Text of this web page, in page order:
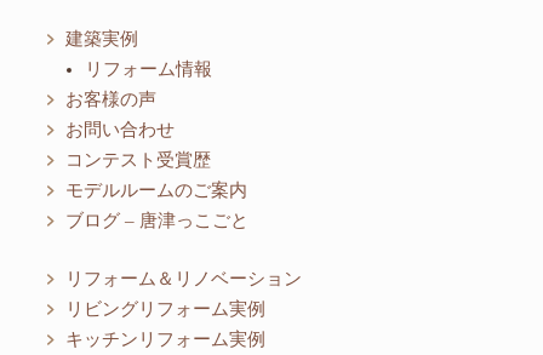
建築実例
リフォーム情報
お客様の声
お問い合わせ
コンテスト受賞歴
モデルルームのご案内
ブログ – 唐津っこごと
リフォーム＆リノベーション
リビングリフォーム実例
キッチンリフォーム実例